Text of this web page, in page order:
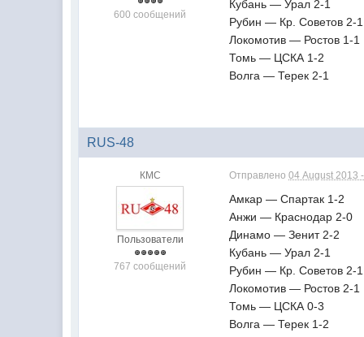
600 сообщений
Кубань — Урал 2-1
Рубин — Кр. Советов 2-1
Локомотив — Ростов 1-1
Томь — ЦСКА 1-2
Волга — Терек 2-1
RUS-48
КМС
Пользователи
767 сообщений
Отправлено04 August 2013
Амкар — Спартак 1-2
Анжи — Краснодар 2-0
Динамо — Зенит 2-2
Кубань — Урал 2-1
Рубин — Кр. Советов 2-1
Локомотив — Ростов 2-1
Томь — ЦСКА 0-3
Волга — Терек 1-2